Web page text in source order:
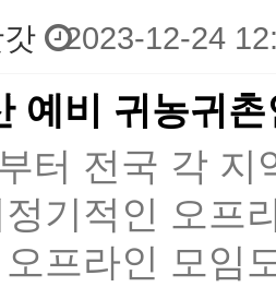
2023-12-24
예비 귀농귀
터 전국 각
기적인 오프
프라인 모임